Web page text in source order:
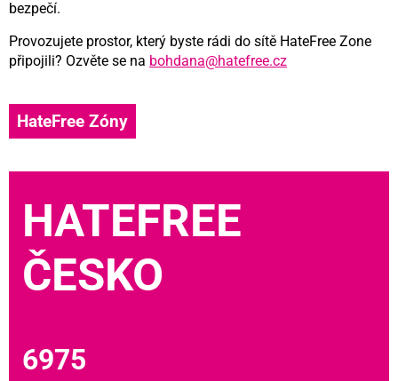
bezpečí.
Provozujete prostor, který byste rádi do sítě HateFree Zone
připojili? Ozvěte se na bohdana@hatefree.cz
HateFree Zóny
HATEFREE
ČESKO
6975